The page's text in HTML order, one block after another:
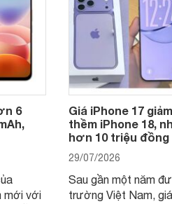
6
mới với
Giá iPhone 17
thềm iPhone 18,
hơn 10 triệu đồng
29/07/2026
Sau gần một năm
trường Việt Nam,